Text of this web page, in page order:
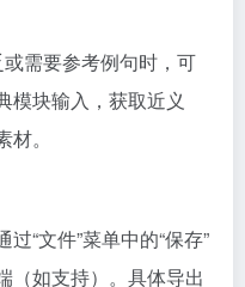
需要参考例句时，可
模块输入，获取近义
。
“文件”菜单中的“保存”
（如支持）。具体导出